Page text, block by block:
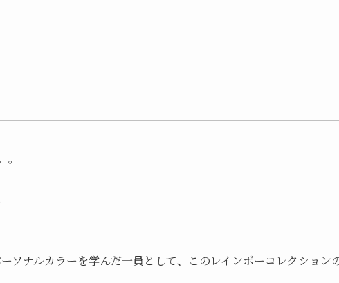
ソナルカラーを学んだ一員として、このレインボーコレクション